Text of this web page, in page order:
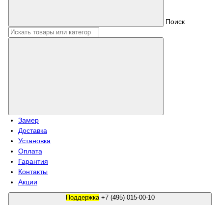
Поиск
Замер
Доставка
Установка
Оплата
Гарантия
Контакты
Акции
Поддержка +7 (495) 015-00-10